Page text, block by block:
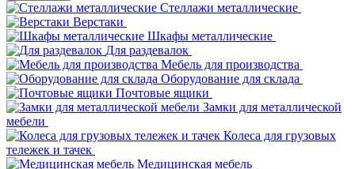
Стеллажи металлические
Верстаки
Шкафы металлические
Для раздевалок
Мебель для производства
Оборудование для склада
Почтовые ящики
Замки для металлической
мебели
Колеса для грузовых
тележек и тачек
Медицинская мебель